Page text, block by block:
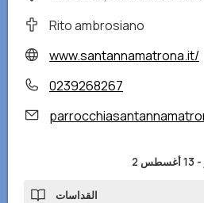
Rito ambrosiano
www.santannamatrona.it/
0239268267
-13 أغسطس
القداسات